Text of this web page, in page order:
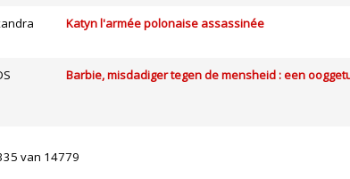
Katyn l'armée polonaise assassinée
Barbie, misdadiger tegen de mensheid : een
van 14779